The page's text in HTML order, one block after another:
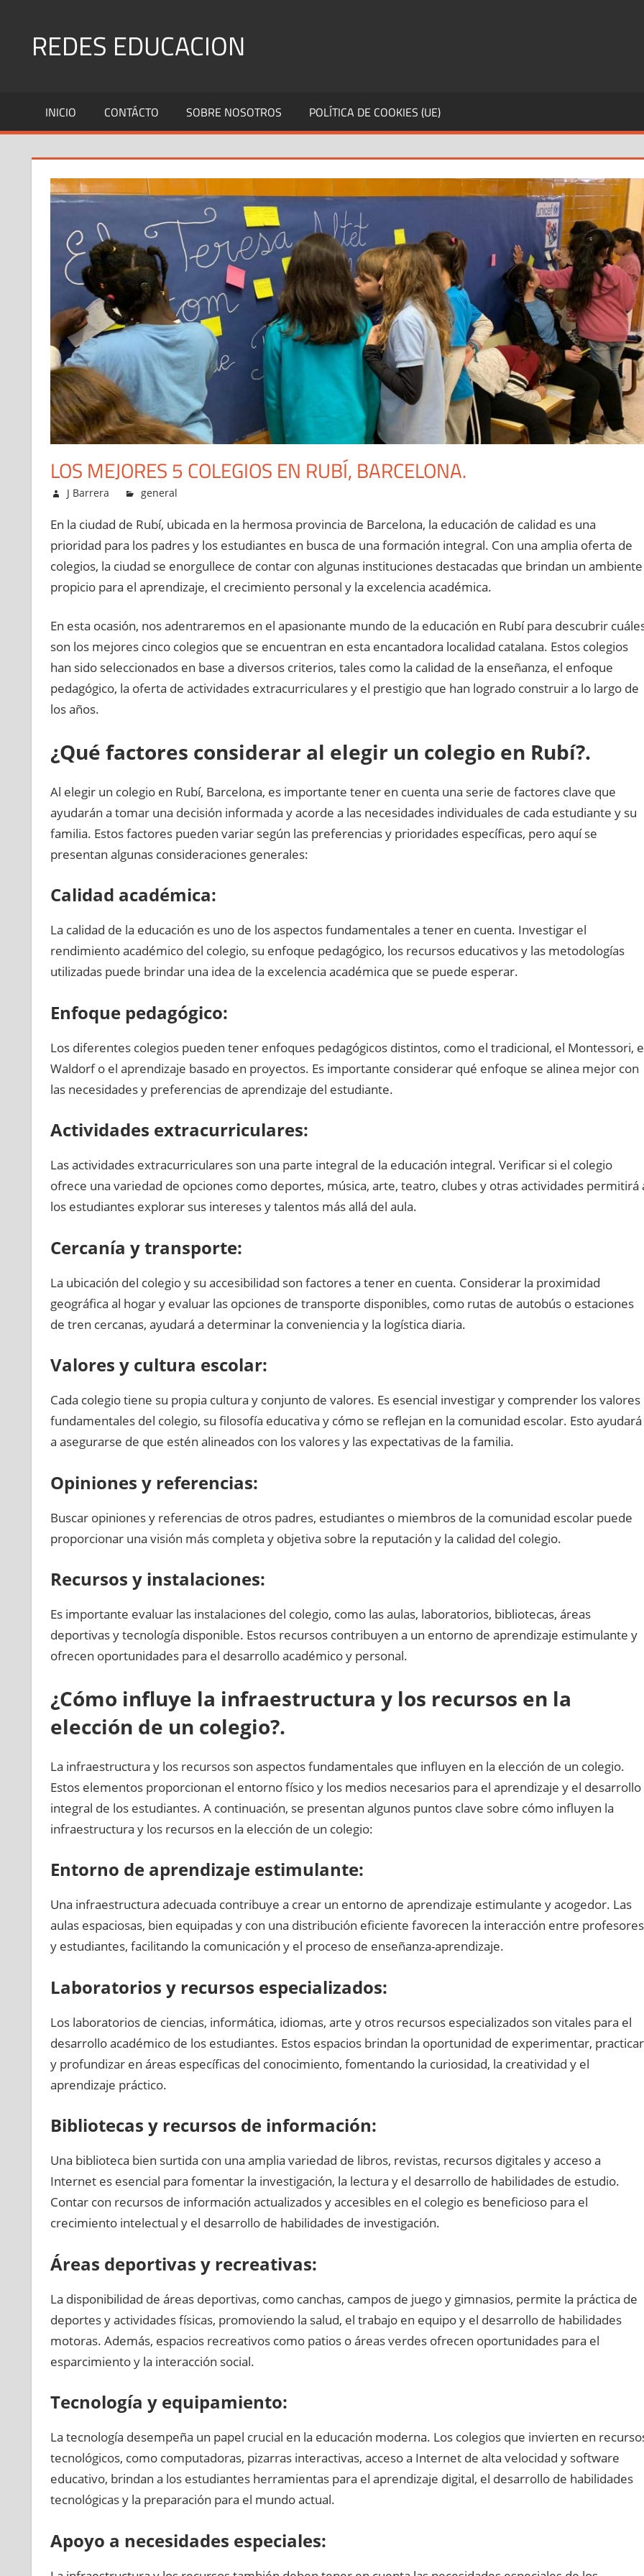
contenidoREDES EDUCACION
red
de
INICIO CONTÁCTO SOBRE NOSOTROS POLÍTICA DE COOKIES (UE)
LOS MEJORES 5 COLEGIOS EN RUBÍ, BARCELONA.
mayo 29, 2023
J Barrera general
En la ciudad de Rubí, ubicada en la hermosa provincia de Barcelona, la educación de calidad es una
prioridad para los padres y los estudiantes en busca de una formación integral. Con una amplia oferta de
colegios, la ciudad se enorgullece de contar con algunas instituciones destacadas que brindan un ambiente
propicio para el aprendizaje, el crecimiento personal y la excelencia académica.
En esta ocasión, nos adentraremos en el apasionante mundo de la educación en Rubí para descubrir
son los mejores cinco colegios que se encuentran en esta encantadora localidad catalana. Estos colegios
han sido seleccionados en base a diversos criterios, tales como la calidad de la enseñanza, el enfoque
pedagógico, la oferta de actividades extracurriculares y el prestigio que han logrado construir a lo largo de
los años.
¿Qué factores considerar al elegir un colegio en Rubí?.
Al elegir un colegio en Rubí, Barcelona, es importante tener en cuenta una serie de factores clave que
ayudarán a tomar una decisión informada y acorde a las necesidades individuales de cada estudiante y su
familia. Estos factores pueden variar según las preferencias y prioridades específicas, pero aquí se
presentan algunas consideraciones generales:
Calidad académica:
La calidad de la educación es uno de los aspectos fundamentales a tener en cuenta. Investigar el
rendimiento académico del colegio, su enfoque pedagógico, los recursos educativos y las metodologías
utilizadas puede brindar una idea de la excelencia académica que se puede esperar.
Enfoque pedagógico:
Los diferentes colegios pueden tener enfoques pedagógicos distintos, como el tradicional, el Montessori,
Waldorf o el aprendizaje basado en proyectos. Es importante considerar qué enfoque se alinea mejor con
las necesidades y preferencias de aprendizaje del estudiante.
Actividades extracurriculares:
Las actividades extracurriculares son una parte integral de la educación integral. Verificar si el colegio
ofrece una variedad de opciones como deportes, música, arte, teatro, clubes y otras actividades permitirá
los estudiantes explorar sus intereses y talentos más allá del aula.
Cercanía y transporte:
La ubicación del colegio y su accesibilidad son factores a tener en cuenta. Considerar la proximidad
geográfica al hogar y evaluar las opciones de transporte disponibles, como rutas de autobús o estaciones
de tren cercanas, ayudará a determinar la conveniencia y la logística diaria.
Valores y cultura escolar:
Cada colegio tiene su propia cultura y conjunto de valores. Es esencial investigar y comprender los valores
fundamentales del colegio, su filosofía educativa y cómo se reflejan en la comunidad escolar. Esto ayudará
a asegurarse de que estén alineados con los valores y las expectativas de la familia.
Opiniones y referencias:
Buscar opiniones y referencias de otros padres, estudiantes o miembros de la comunidad escolar puede
proporcionar una visión más completa y objetiva sobre la reputación y la calidad del colegio.
Recursos y instalaciones:
Es importante evaluar las instalaciones del colegio, como las aulas, laboratorios, bibliotecas, áreas
deportivas y tecnología disponible. Estos recursos contribuyen a un entorno de aprendizaje estimulante y
ofrecen oportunidades para el desarrollo académico y personal.
¿Cómo influye la infraestructura y los recursos en la
elección de un colegio?.
La infraestructura y los recursos son aspectos fundamentales que influyen en la elección de un colegio.
Estos elementos proporcionan el entorno físico y los medios necesarios para el aprendizaje y el desarrollo
integral de los estudiantes. A continuación, se presentan algunos puntos clave sobre cómo influyen la
infraestructura y los recursos en la elección de un colegio:
Entorno de aprendizaje estimulante:
Una infraestructura adecuada contribuye a crear un entorno de aprendizaje estimulante y acogedor. Las
aulas espaciosas, bien equipadas y con una distribución eficiente favorecen la interacción entre profesores
y estudiantes, facilitando la comunicación y el proceso de enseñanza-aprendizaje.
Laboratorios y recursos especializados:
Los laboratorios de ciencias, informática, idiomas, arte y otros recursos especializados son vitales para el
desarrollo académico de los estudiantes. Estos espacios brindan la oportunidad de experimentar, practicar
y profundizar en áreas específicas del conocimiento, fomentando la curiosidad, la creatividad y el
aprendizaje práctico.
Bibliotecas y recursos de información:
Una biblioteca bien surtida con una amplia variedad de libros, revistas, recursos digitales y acceso a
Internet es esencial para fomentar la investigación, la lectura y el desarrollo de habilidades de estudio.
Contar con recursos de información actualizados y accesibles en el colegio es beneficioso para el
crecimiento intelectual y el desarrollo de habilidades de investigación.
Áreas deportivas y recreativas:
La disponibilidad de áreas deportivas, como canchas, campos de juego y gimnasios, permite la práctica de
deportes y actividades físicas, promoviendo la salud, el trabajo en equipo y el desarrollo de habilidades
motoras. Además, espacios recreativos como patios o áreas verdes ofrecen oportunidades para el
esparcimiento y la interacción social.
Tecnología y equipamiento:
La tecnología desempeña un papel crucial en la educación moderna. Los colegios que invierten en
tecnológicos, como computadoras, pizarras interactivas, acceso a Internet de alta velocidad y software
educativo, brindan a los estudiantes herramientas para el aprendizaje digital, el desarrollo de habilidades
tecnológicas y la preparación para el mundo actual.
Apoyo a necesidades especiales: